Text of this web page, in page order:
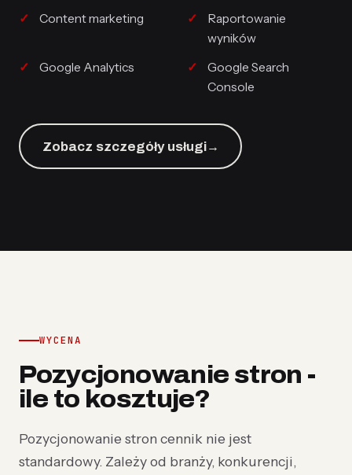
Content marketing
Raportowanie
wyników
Google Analytics
Google Search
Console
Zobacz szczegóły usługi→
WYCENA
Pozycjonowanie stron -
ile to kosztuje?
Pozycjonowanie stron cennik nie jest
standardowy. Zależy od branży, konkurencji,